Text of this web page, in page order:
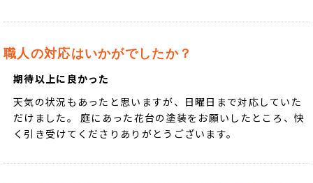
職人の対応はいかがでしたか？
期待以上に良かった
天気の状況もあったと思いますが、日曜日まで対応していた
だけました。 庭にあった花台の塗装をお願いしたところ、快
く引き受けてくださりありがとうございます。